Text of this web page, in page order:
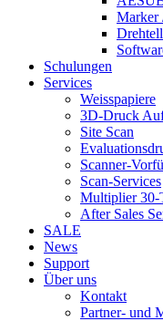
Marker
Schulungen
Services
Weisspapiere
3D-Druck
Site Scan
Scanner-
Scan-Services
Multiplier 30-
After Sales
SALE
News
Support
Über uns
Kontakt
Partner- und